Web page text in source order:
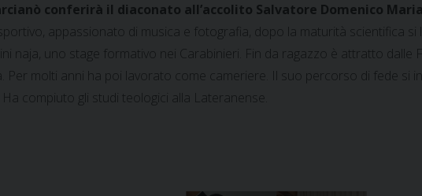
conferirà il diaconato all’accolito Salvatore Domenico
appassionato di musica e fotografia, dopo la maturità scientifica si
naja, uno stage formativo nei Carabinieri. Fin da ragazzo è attratto dalle
Per molti anni ha poi lavorato come cameriere. Il suo percorso di fede si
compiuto gli studi teologici alla Lateranense.